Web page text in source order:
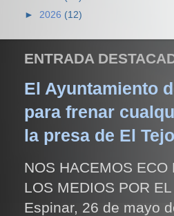
► 2026 (12)
ENTRADA
El Ayuntamiento
para frenar
la presa de El Tejo
NOS HACEMOS ECO
LOS MEDIOS POR
Espinar, 26 de mayo